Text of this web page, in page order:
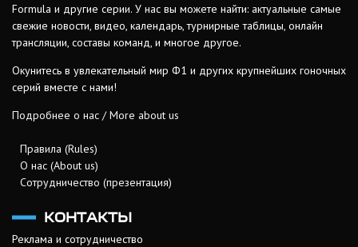
Formula и другие серии. У нас вы можете найти: актуальные самые
свежие новости, видео, календарь, турнирные таблицы, онлайн
трансляции, составы команд, и многое другое.
Окунитесь в увлекательный мир Ф1 и других крупнейших гоночных
серий вместе с нами!
Подробнее о нас / More about us
Правила (Rules)
О нас (About us)
Сотрудничество (презентация)
КОНТАКТЫ
Реклама и сотрудничество